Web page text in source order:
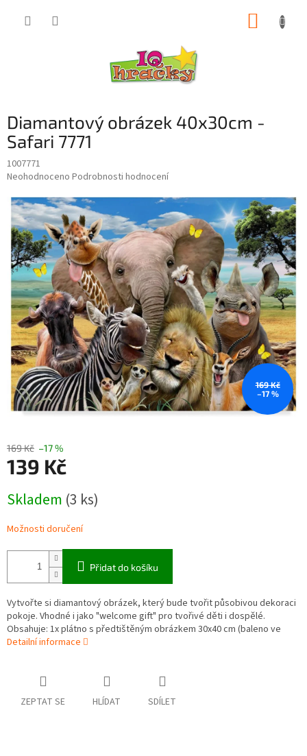
Diamantový obrázek 40x30cm -
Safari 7771
1007771
Průměrné
produktu
je
0,0
hvězdiček.
Neohodnoceno Podrobnosti hodnocení
169 Kč
–17 %
169 Kč –17 %
139 Kč
cena:
Skladem (3 ks)
Možnosti doručení
Přidat do košíku
Vytvořte si diamantový obrázek, který bude tvořit působivou dekoraci
pokoje. Vhodné i jako "welcome gift" pro tvořivé děti i dospělé.
Obsahuje: 1x plátno s předtištěným obrázkem 30x40 cm (baleno ve
Detailní informace
ZEPTAT SE HLÍDAT SDÍLET